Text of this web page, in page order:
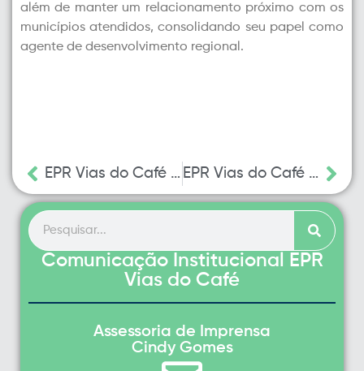
Comunicação Institucional EPR
Vias do Café
Assessoria de Imprensa
Cindy Gomes
além de manter um relacionamento próximo com os
municípios atendidos, consolidando seu papel como
agente de desenvolvimento regional.
EPR Vias do Café realiza obras de sinalização e reparos de pavimento em quatro rodovias da região EPR Vias do Café assume a manutenção de radares em rodovias do Sul de Minas